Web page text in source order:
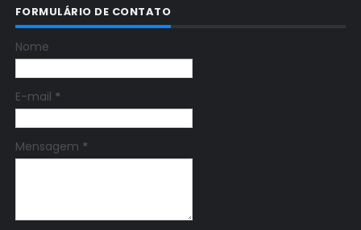
FORMULÁRIO DE CONTATO
Nome
E-mail *
Mensagem *